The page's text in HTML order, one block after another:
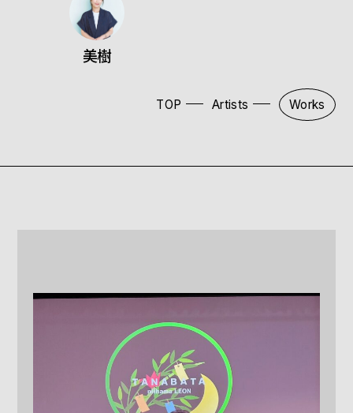
美樹
TOP Artists Works